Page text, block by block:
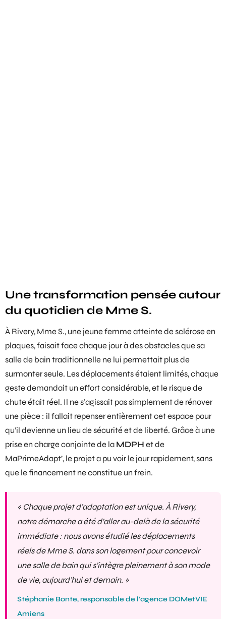
Une transformation pensée autour
du quotidien de Mme S.
À Rivery, Mme S., une jeune femme atteinte de sclérose en
plaques, faisait face chaque jour à des obstacles que sa
salle de bain traditionnelle ne lui permettait plus de
surmonter seule. Les déplacements étaient limités, chaque
geste demandait un effort considérable, et le risque de
chute était réel. Il ne s’agissait pas simplement de rénover
une pièce : il fallait repenser entièrement cet espace pour
qu’il devienne un lieu de sécurité et de liberté. Grâce à une
prise en charge conjointe de la MDPH et de
MaPrimeAdapt’, le projet a pu voir le jour rapidement, sans
que le financement ne constitue un frein.
« Chaque projet d’adaptation est unique. À Rivery,
notre démarche a été d’aller au-delà de la sécurité
immédiate : nous avons étudié les déplacements
réels de Mme S. dans son logement pour concevoir
une salle de bain qui s’intègre pleinement à son mode
de vie, aujourd’hui et demain. »
Stéphanie Bonte, responsable de l’agence DOMetVIE
Amiens